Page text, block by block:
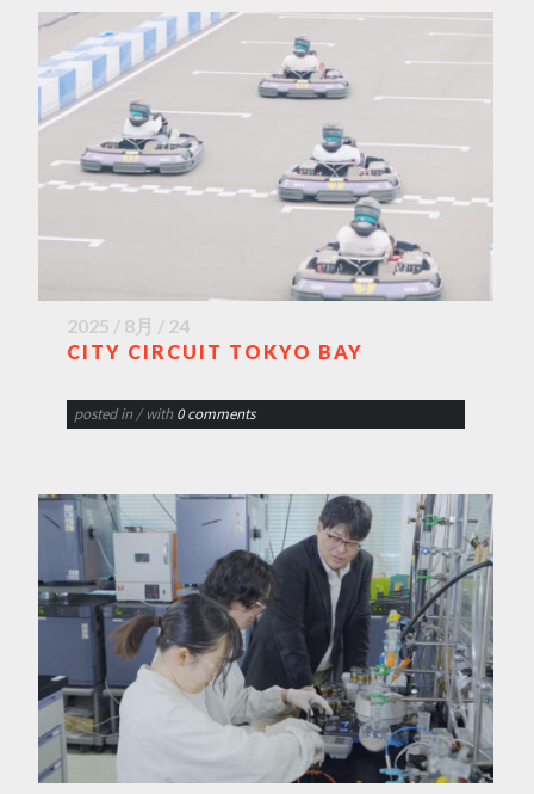
2025 / 8月 / 24
CITY CIRCUIT TOKYO BAY
posted in / with 0 comments